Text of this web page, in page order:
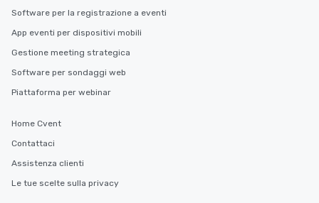
Software per la registrazione a eventi
App eventi per dispositivi mobili
Gestione meeting strategica
Software per sondaggi web
Piattaforma per webinar
Home Cvent
Contattaci
Assistenza clienti
Le tue scelte sulla privacy